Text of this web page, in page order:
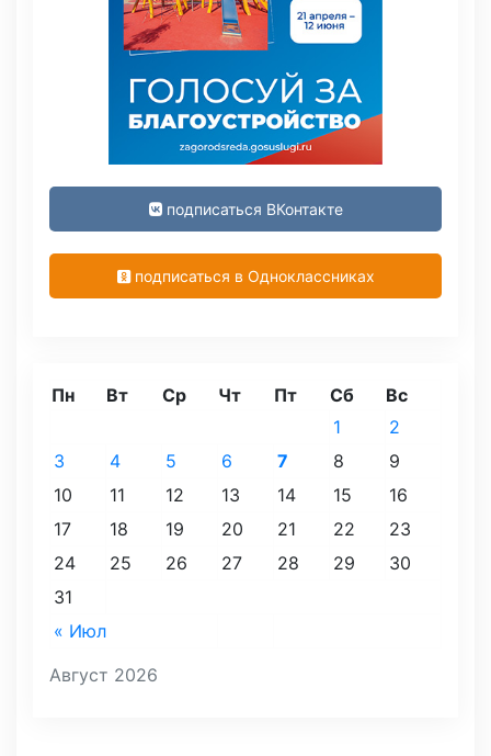
подписаться ВКонтакте
подписаться в Одноклассниках
Август 2026
Пн Вт Ср Чт Пт Сб Вс
« Июл
1
2
3
4 5 6 7 8
9
10
11 12 13 14 15
16
17
18 19 20 21 22
23
24
25 26 27 28 29
30
31